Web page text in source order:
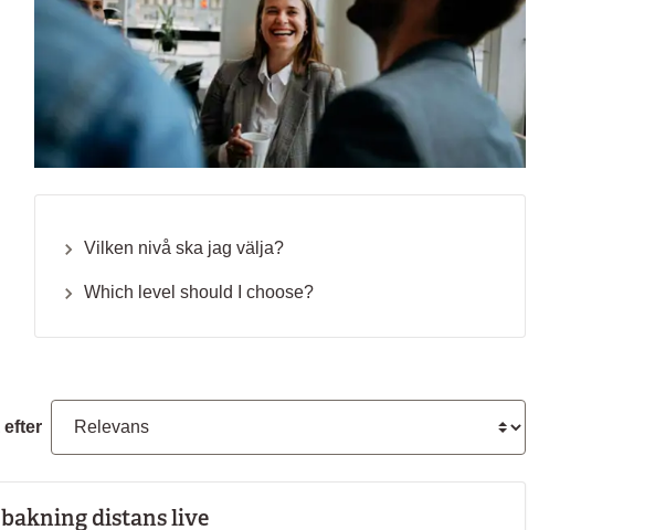
Vilken nivå ska jag välja?
Which level should I choose?
efter
distans live